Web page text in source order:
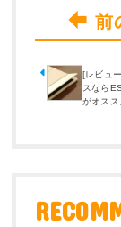
[レビュ
スなら
がオスス